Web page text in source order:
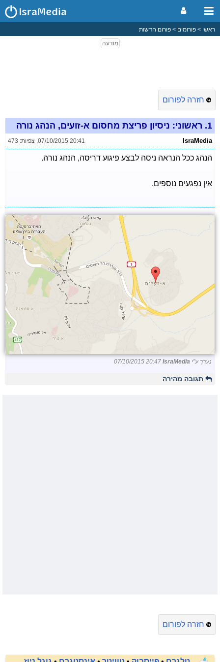
ראשי פורומים פורום חדשות
חזרה לפורום
1. ראשוני: ניסיון פריצת מחסום א-זועים, הנהג נורה
IsraMedia
07/10/2015 20:41
, צפיות: 473
הנהג ככל הנראה ניסה לבצע פיגוע דריסה, הנהג נורה.
אין נפגעים נוספים.
נערך ע"י IsraMedia
07/10/2015 20:47
תגובה מהירה
חזרה לפורום